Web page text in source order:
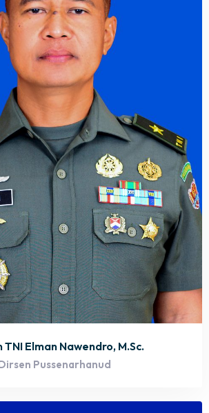
TNI Elman Nawendro, M.Sc.
Pussenarhanud